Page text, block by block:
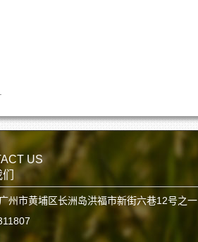
US
州市黄埔区长洲岛洪福市新街六巷12号之一